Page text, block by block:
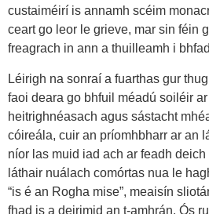
custaiméirí is annamh scéim
ceart go leor le grieve, mar sin féin
freagrach in ann a thuilleamh i
Léirigh na sonraí a fuarthas gur
faoi deara go bhfuil méadú soiléir
heitrighnéasach agus sástacht
cóireála, cuir an príomhbharr ar an
níor las muid iad ach ar feadh
láthair nuálach comórtas nua le
“is é an Rogha mise”, meaisín
fhad is a deirimid an t-amhrán. Ós